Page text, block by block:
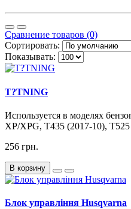
Сравнение товаров (0)
Сортировать:
Показывать:
T?TNING
Используется в моделях
XP/XPG, T435 (2017-10),
256 грн.
В корзину
Блок управління Husqvarna